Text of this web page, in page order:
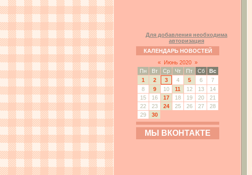
Для добавления необходима
авторизация
КАЛЕНДАРЬ НОВОСТЕЙ
«
Июнь 2020 »
Пн
Вт Ср Чт Пт Сб
Вс
1
2 3 4 5 6
7
8
9 10 11 12 13
14
15
16 17 18 19 20
21
22
23 24 25 26 27
28
29
30
МЫ ВКОНТАКТЕ